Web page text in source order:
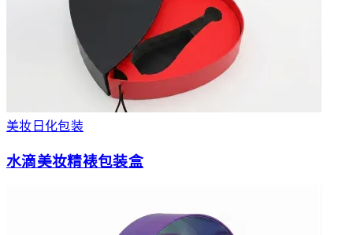
美妆日化包装
水滴美妆精裱包装盒